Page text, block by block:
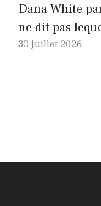
Dana White
ne dit pas
30 juillet 2026